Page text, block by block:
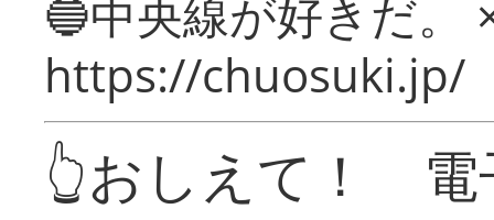
🔵中央線が好きだ。
https://chuosuki.jp/
👆おしえて！ 電